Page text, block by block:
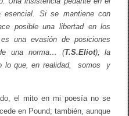
Si se mantiene con
posible una libertad en los
una evasión de posiciones
una norma… (T.S.Eliot); la
lo que, en realidad, somos y
el mito en mi poesía no se
en Pound; también, aunque